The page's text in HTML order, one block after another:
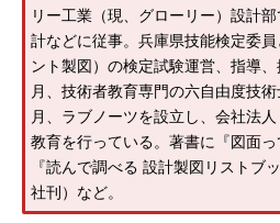
リー工業（現、グローリー）設計
計などに従事。兵庫県技能検定委
ント製図）の検定試験運営、指導
月、技術者教育専門の六自由度技
月、ラブノーツを設立し、会社法
教育を行っている。著書に『図面っ
『読んで調べる 設計製図リストブ
社刊）など。